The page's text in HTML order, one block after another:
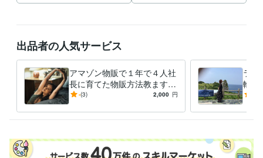
出品者の人気サービス
アマゾン物販で１年で４人社
長に育てた物販方法教ます
これやればいいのに。人が気
ゴリ
-(3) 2,000 円
ライ
輸入
カテ